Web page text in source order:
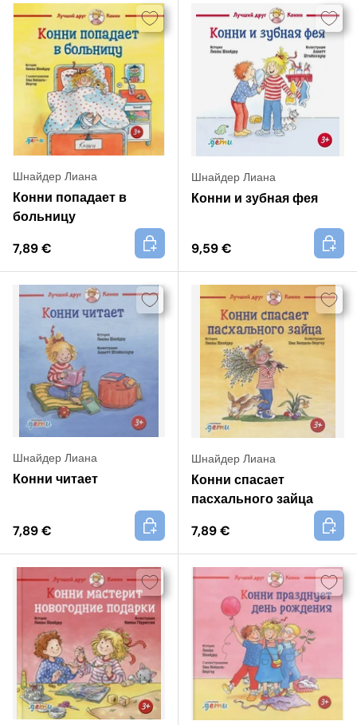
Шнайдер Лиана
Конни попадает в
больницу
7,89 €
+
Шнайдер Лиана
Конни и зубная фея
9,59 €
+
Шнайдер Лиана
Конни читает
7,89 €
+
Шнайдер Лиана
Конни спасает
пасхального зайца
7,89 €
+